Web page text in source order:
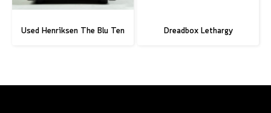
Used Henriksen The Blu Ten Dreadbox Lethargy